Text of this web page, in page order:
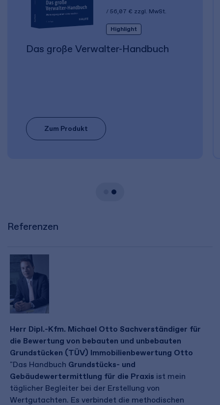
56,07 € zzgl. MwSt.
Highlight
Das große Verwalter-Handbuch
Zum Produkt
Referenzen
Herr Dipl.-Kfm. Michael Otto Sachverständiger für
die Bewertung von bebauten und unbebauten
Grundstücken (TÜV) Immobilienbewertung Otto
"Das Handbuch Grundstücks- und
Gebäudewertermittlung für die Praxis ist mein
täglicher Begleiter bei der Erstellung von
Wertgutachten. Es verbindet die methodischen